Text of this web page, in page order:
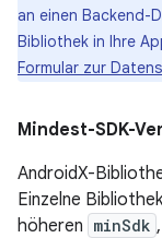
an einen Backend-
Bibliothek in Ihre
Formular zur
Mindest-SDK-
AndroidX-
Einzelne
höheren minSdk